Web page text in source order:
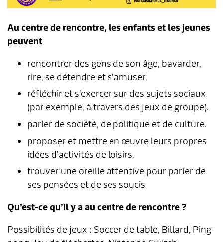
Au centre de rencontre, les enfants et les jeunes
peuvent
rencontrer des gens de son âge, bavarder,
rire, se détendre et s’amuser.
réfléchir et s’exercer sur des sujets sociaux
(par exemple, à travers des jeux de groupe).
parler de société, de politique et de culture.
proposer et mettre en œuvre leurs propres
idées d’activités de loisirs.
trouver une oreille attentive pour parler de
ses pensées et de ses soucis
Qu’est-ce qu’il y a au centre de rencontre ?
Possibilités de jeux : Soccer de table, Billard, Ping-